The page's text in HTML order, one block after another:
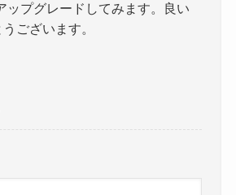
ップグレードしてみます。良い
ございます。